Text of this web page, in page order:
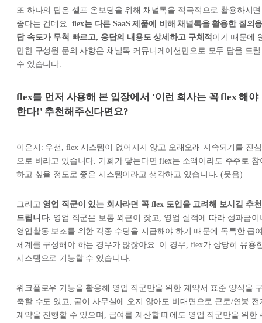
또 하나의 팁은 셀프 온보딩을 위해 채널톡을 적극적으로 활용하시면
좋다는 건데요. flex는 다른 SaaS 제품에 비해 채널톡을 활용한 질의
답 속도가 무척 빠르고, 응답의 내용도 상세하고 구체적 이기 때문에
만한 구성원 문의 사항은 채널톡 커뮤니케이션만으로 모두 답을 드릴
수 있습니다.
flex를 먼저 사용해 본 입장에서 '이런 회사는 꼭 flex 해야
한다!' 추천해주신다면요?
이은지: 우선, flex 시스템이 없어지지 않고 오래오래 지속되기를 진심
으로 바라고 있습니다. 기회가 닿는다면 flex는 소액이라도 주주로 참
하고 싶을 정도로 좋은 시스템이라고 생각하고 있습니다. (웃음)
그리고 영업 직군이 있는 회사라면 꼭 flex 도입을 고려해 보시길 추천
드립니다. 영업 직군은 보통 외근이 잦고, 영업 실적에 따라 성과급이
영업활동 보조를 위한 각종 수당을 지급해야 하기 때문에 독특한 급
체계를 구성해야 하는 경우가 많잖아요. 이 경우, flex가 상당히 유용
시스템으로 기능할 수 있습니다.
워크플로우 기능을 활용해 영업 직군만을 위한 계약서 표준 양식을
축할 수도 있고, 굳이 사무실에 오지 않아도 비대면으로 근로/연봉 전
계약을 진행할 수 있으며, 급여를 계산할 때에도 영업 직군만을 위한